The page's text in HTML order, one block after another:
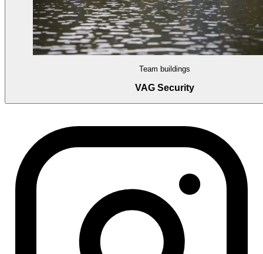
Team buildings
VAG Security